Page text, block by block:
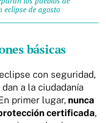
de agosto
básicas
con seguridad,
a la ciudadanía
primer lugar, nunca
certificada,